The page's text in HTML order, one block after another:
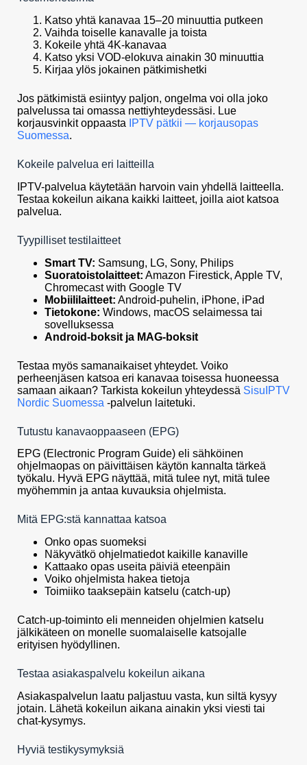
Katso yhtä kanavaa 15–20 minuuttia putkeen
Vaihda toiselle kanavalle ja toista
Kokeile yhtä 4K-kanavaa
Katso yksi VOD-elokuva ainakin 30 minuuttia
Kirjaa ylös jokainen pätkimishetki
Jos pätkimistä esiintyy paljon, ongelma voi olla joko
palvelussa tai omassa nettiyhteydessäsi. Lue
korjausvinkit oppaasta
IPTV pätkii — korjausopas
Suomessa.
Kokeile palvelua eri laitteilla
IPTV-palvelua käytetään harvoin vain yhdellä laitteella.
Testaa kokeilun aikana kaikki laitteet, joilla aiot katsoa
palvelua.
Tyypilliset testilaitteet
Smart TV: Samsung, LG, Sony, Philips
Suoratoistolaitteet: Amazon Firestick, Apple TV,
Chromecast with Google TV
Mobiililaitteet: Android-puhelin, iPhone, iPad
Tietokone: Windows, macOS selaimessa tai
sovelluksessa
Android-boksit ja MAG-boksit
Testaa myös samanaikaiset yhteydet. Voiko
perheenjäsen katsoa eri kanavaa toisessa huoneessa
samaan aikaan? Tarkista kokeilun yhteydessä SisuIPTV
Nordic Suomessa -palvelun laitetuki.
Tutustu kanavaoppaaseen (EPG)
EPG (Electronic Program Guide) eli sähköinen
ohjelmaopas on päivittäisen käytön kannalta tärkeä
työkalu. Hyvä EPG näyttää, mitä tulee nyt, mitä tulee
myöhemmin ja antaa kuvauksia ohjelmista.
Mitä EPG:stä kannattaa katsoa
Onko opas suomeksi
Näkyvätkö ohjelmatiedot kaikille kanaville
Kattaako opas useita päiviä eteenpäin
Voiko ohjelmista hakea tietoja
Toimiiko taaksepäin katselu (catch-up)
Catch-up-toiminto eli menneiden ohjelmien katselu
jälkikäteen on monelle suomalaiselle katsojalle
erityisen hyödyllinen.
Testaa asiakaspalvelu kokeilun aikana
Asiakaspalvelun laatu paljastuu vasta, kun siltä kysyy
jotain. Lähetä kokeilun aikana ainakin yksi viesti tai
chat-kysymys.
Hyviä testikysymyksiä